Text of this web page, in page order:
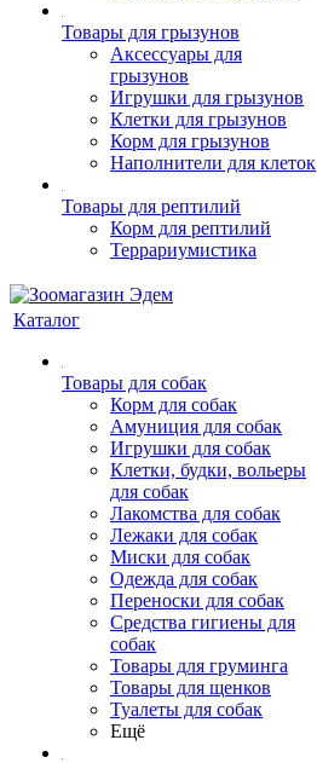
Товары для грызунов
Аксессуары для
грызунов
Игрушки для грызунов
Клетки для грызунов
Корм для грызунов
Наполнители для клеток
Товары для рептилий
Корм для рептилий
Террариумистика
Каталог
Товары для собак
Корм для собак
Амуниция для собак
Игрушки для собак
Клетки, будки, вольеры
для собак
Лакомства для собак
Лежаки для собак
Миски для собак
Одежда для собак
Переноски для собак
Средства гигиены для
собак
Товары для груминга
Товары для щенков
Туалеты для собак
Ещё